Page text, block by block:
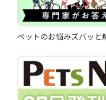
ペットのお悩みズバッと